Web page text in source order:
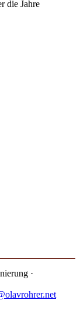
die Jahre
·